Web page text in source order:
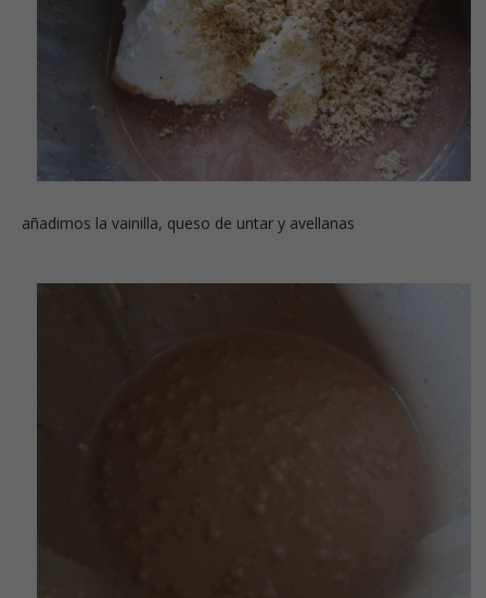
añadimos la vainilla, queso de untar y avellanas